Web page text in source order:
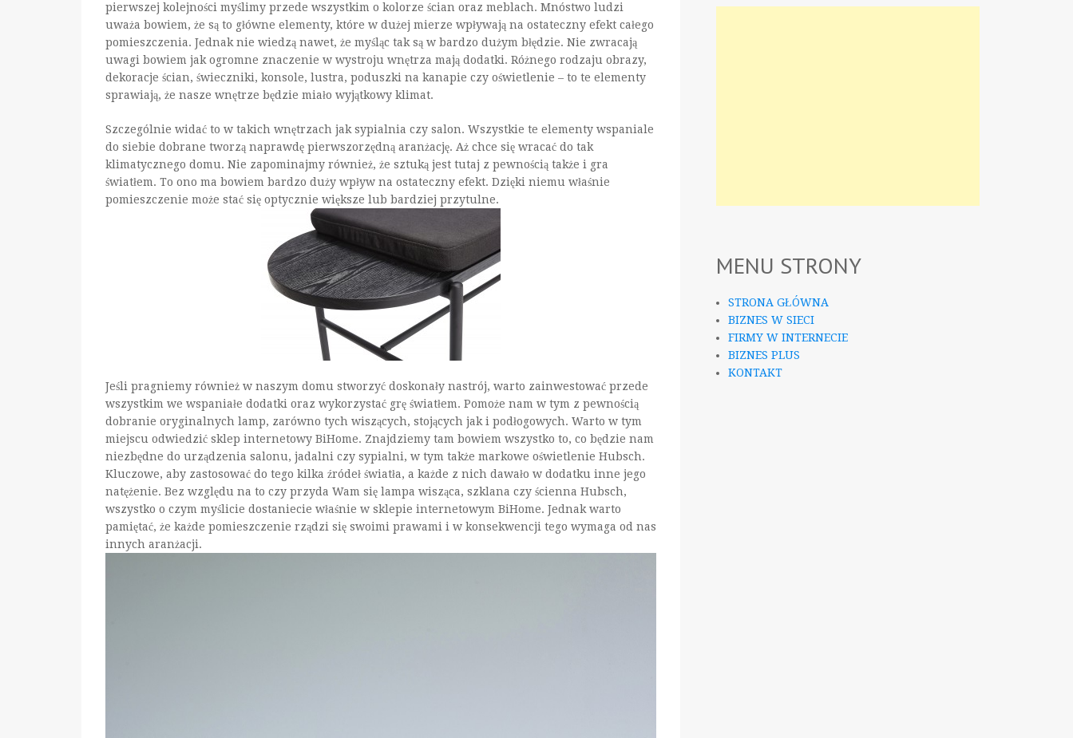
pierwszej kolejności myślimy przede wszystkim o kolorze ścian oraz meblach. Mnóstwo ludzi
uważa bowiem, że są to główne elementy, które w dużej mierze wpływają na ostateczny efekt całego
pomieszczenia. Jednak nie wiedzą nawet, że myśląc tak są w bardzo dużym błędzie. Nie zwracają
uwagi bowiem jak ogromne znaczenie w wystroju wnętrza mają dodatki. Różnego rodzaju obrazy,
dekoracje ścian, świeczniki, konsole, lustra, poduszki na kanapie czy oświetlenie – to te elementy
sprawiają, że nasze wnętrze będzie miało wyjątkowy klimat.
Szczególnie widać to w takich wnętrzach jak sypialnia czy salon. Wszystkie te elementy wspaniale
do siebie dobrane tworzą naprawdę pierwszorzędną aranżację. Aż chce się wracać do tak
klimatycznego domu. Nie zapominajmy również, że sztuką jest tutaj z pewnością także i gra
światłem. To ono ma bowiem bardzo duży wpływ na ostateczny efekt. Dzięki niemu właśnie
pomieszczenie może stać się optycznie większe lub bardziej przytulne.
Jeśli pragniemy również w naszym domu stworzyć doskonały nastrój, warto zainwestować przede
wszystkim we wspaniałe dodatki oraz wykorzystać grę światłem. Pomoże nam w tym z pewnością
dobranie oryginalnych lamp, zarówno tych wiszących, stojących jak i podłogowych. Warto w tym
miejscu odwiedzić sklep internetowy BiHome. Znajdziemy tam bowiem wszystko to, co będzie nam
niezbędne do urządzenia salonu, jadalni czy sypialni, w tym także markowe oświetlenie Hubsch.
Kluczowe, aby zastosować do tego kilka źródeł światła, a każde z nich dawało w dodatku inne jego
natężenie. Bez względu na to czy przyda Wam się lampa wisząca, szklana czy ścienna Hubsch,
wszystko o czym myślicie dostaniecie właśnie w sklepie internetowym BiHome. Jednak warto
pamiętać, że każde pomieszczenie rządzi się swoimi prawami i w konsekwencji tego wymaga od nas
innych aranżacji.
MENU STRONY
STRONA GŁÓWNA
BIZNES W SIECI
FIRMY W INTERNECIE
BIZNES PLUS
KONTAKT